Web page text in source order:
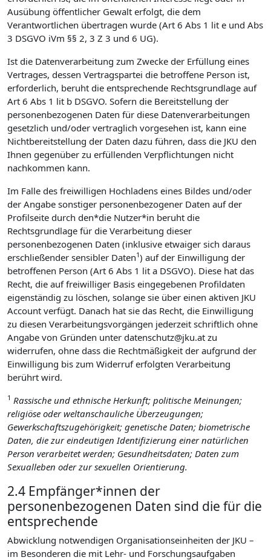
Ausübung öffentlicher Gewalt erfolgt, die dem
Verantwortlichen übertragen wurde (Art 6 Abs 1 lit e und Abs
3 DSGVO iVm §§ 2, 3 Z 3 und 6 UG).
Ist die Datenverarbeitung zum Zwecke der Erfüllung eines
Vertrages, dessen Vertragspartei die betroffene Person ist,
erforderlich, beruht die entsprechende Rechtsgrundlage auf
Art 6 Abs 1 lit b DSGVO. Sofern die Bereitstellung der
personenbezogenen Daten für diese Datenverarbeitungen
gesetzlich und/oder vertraglich vorgesehen ist, kann eine
Nichtbereitstellung der Daten dazu führen, dass die JKU den
Ihnen gegenüber zu erfüllenden Verpflichtungen nicht
nachkommen kann.
Im Falle des freiwilligen Hochladens eines Bildes und/oder
der Angabe sonstiger personenbezogener Daten auf der
Profilseite durch den*die Nutzer*in beruht die
Rechtsgrundlage für die Verarbeitung dieser
personenbezogenen Daten (inklusive etwaiger sich daraus
erschließender sensibler Daten1) auf der Einwilligung der
betroffenen Person (Art 6 Abs 1 lit a DSGVO). Diese hat das
Recht, die auf freiwilliger Basis eingegebenen Profildaten
eigenständig zu löschen, solange sie über einen aktiven JKU
Account verfügt. Danach hat sie das Recht, die Einwilligung
zu diesen Verarbeitungsvorgängen jederzeit schriftlich ohne
Angabe von Gründen unter datenschutz@jku.at zu
widerrufen, ohne dass die Rechtmäßigkeit der aufgrund der
Einwilligung bis zum Widerruf erfolgten Verarbeitung
berührt wird.
1 Rassische und ethnische Herkunft; politische Meinungen;
religiöse oder weltanschauliche Überzeugungen;
Gewerkschaftszugehörigkeit; genetische Daten; biometrische
Daten, die zur eindeutigen Identifizierung einer natürlichen
Person verarbeitet werden; Gesundheitsdaten; Daten zum
Sexualleben oder zur sexuellen Orientierung.
2.4 Empfänger*innen der
personenbezogenen Daten sind die für die
entsprechende
Abwicklung notwendigen Organisationseinheiten der JKU –
im Besonderen die mit Lehr- und Forschungsaufgaben